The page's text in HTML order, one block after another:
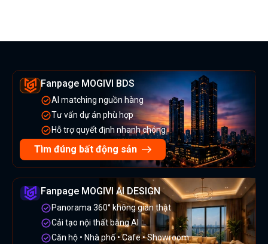
Fanpage MOGIVI BDS
AI matching nguồn hàng
Tư vấn dự án phù hợp
Hỗ trợ quyết định nhanh chóng
Tìm đúng bất động sản
Fanpage MOGIVI AI DESIGN
Panorama 360° không gian thật
Cải tạo nội thất bằng AI
Căn hộ • Nhà phố • Cafe • Showroom